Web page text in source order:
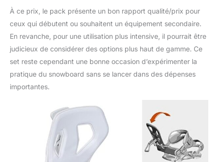
À ce prix, le pack présente un bon rapport qualité/prix pour
ceux qui débutent ou souhaitent un équipement secondaire.
En revanche, pour une utilisation plus intensive, il pourrait être
judicieux de considérer des options plus haut de gamme. Ce
set reste cependant une bonne occasion d’expérimenter la
pratique du snowboard sans se lancer dans des dépenses
importantes.